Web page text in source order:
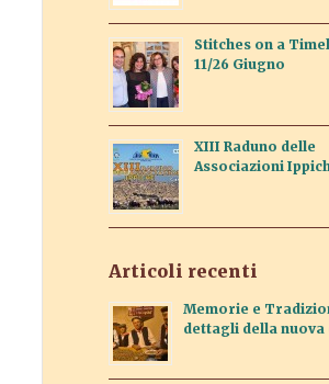
Stitches on a
11/26 Giugno
XIII Raduno delle
Associazioni
Articoli recenti
Memorie e
dettagli della nuova